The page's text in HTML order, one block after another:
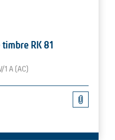
RK 81
1 A (AC)